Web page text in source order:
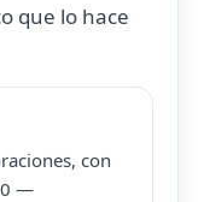
que lo hace
con
—